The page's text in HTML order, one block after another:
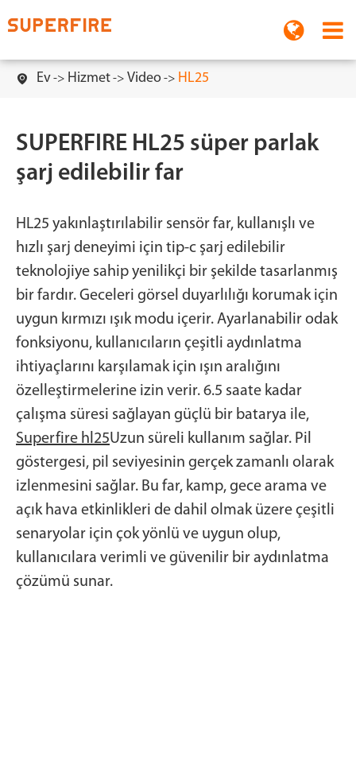
 Ev Hizmet Video HL25
SUPERFIRE HL25 süper parlak
şarj edilebilir far
HL25 yakınlaştırılabilir sensör far, kullanışlı ve
hızlı şarj deneyimi için tip-c şarj edilebilir
teknolojiye sahip yenilikçi bir şekilde tasarlanmış
bir fardır. Geceleri görsel duyarlılığı korumak için
uygun kırmızı ışık modu içerir. Ayarlanabilir odak
fonksiyonu, kullanıcıların çeşitli aydınlatma
ihtiyaçlarını karşılamak için ışın aralığını
özelleştirmelerine izin verir. 6.5 saate kadar
çalışma süresi sağlayan güçlü bir batarya ile,
Superfire hl25Uzun süreli kullanım sağlar. Pil
göstergesi, pil seviyesinin gerçek zamanlı olarak
izlenmesini sağlar. Bu far, kamp, gece arama ve
açık hava etkinlikleri de dahil olmak üzere çeşitli
senaryolar için çok yönlü ve uygun olup,
kullanıcılara verimli ve güvenilir bir aydınlatma
çözümü sunar.